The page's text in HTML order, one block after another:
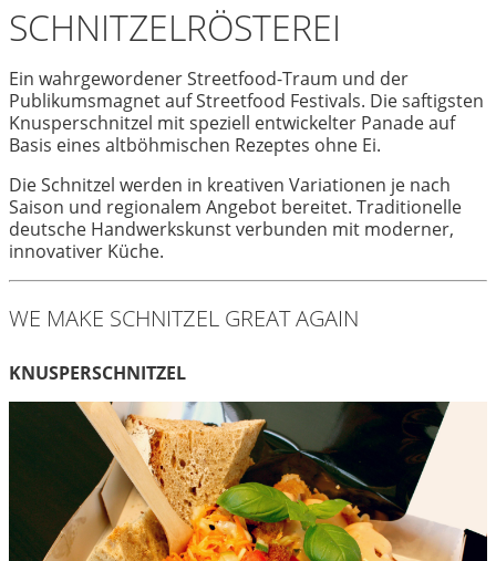
SCHNITZELRÖSTEREI
Ein wahrgewordener Streetfood-Traum und der
Publikumsmagnet auf Streetfood Festivals. Die saftigsten
Knusperschnitzel mit speziell entwickelter Panade auf
Basis eines altböhmischen Rezeptes ohne Ei.
Die Schnitzel werden in kreativen Variationen je nach
Saison und regionalem Angebot bereitet. Traditionelle
deutsche Handwerkskunst verbunden mit moderner,
innovativer Küche.
WE MAKE SCHNITZEL GREAT AGAIN
KNUSPERSCHNITZEL